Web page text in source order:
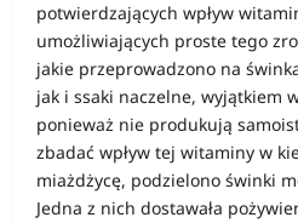
potwierdzających wpływ
umożliwiających proste tego
jakie przeprowadzono na
jak i ssaki naczelne, wyjątkiem
ponieważ nie produkują
zbadać wpływ tej witaminy w
miażdżycę, podzielono świnki
Jedna z nich dostawała